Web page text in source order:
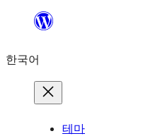
츠
한국어
테마